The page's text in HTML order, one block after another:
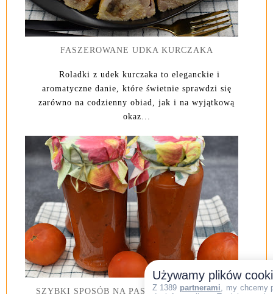
FASZEROWANE UDKA KURCZAKA
Roladki z udek kurczaka to eleganckie i
aromatyczne danie, które świetnie sprawdzi się
zarówno na codzienny obiad, jak i na wyjątkową
okaz...
SZYBKI SPOSÓB NA PASSATĘ POMIDOROWĄ
Używamy plików
Z 1389 partnerami, my chcemy